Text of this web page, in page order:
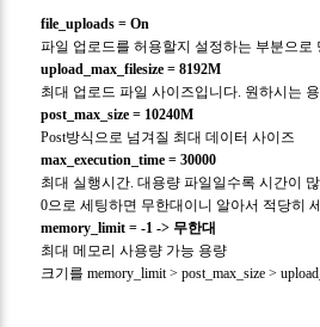
file_uploads = On
파일 업로드를 허용할지 설정하는 부분으로
upload_max_filesize = 8192M
최대 업로드 파일 사이즈입니다. 원하시는
post_max_size = 10240M
Post방식으로 넘겨질 최대 데이터 사이즈
max_execution_time = 30000
최대 실행시간. 대용량 파일일수록 시간이
0으로 세팅하면 무한대이니 알아서 적당히
memory_limit = -1 -> 무한대
최대 메모리 사용량 가능 용량
크기를 memory_limit > post_max_size >